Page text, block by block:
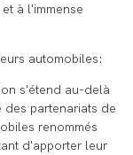
à l'immense
automobiles:
s'étend au-delà
des partenariats de
renommés
d'apporter leur